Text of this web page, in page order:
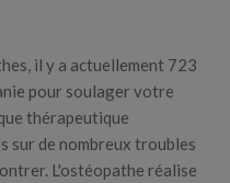
il y a actuellement 723
pour soulager votre
thérapeutique
sur de nombreux troubles
L'ostéopathe réalise